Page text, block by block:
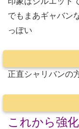
でもまあギャバン
っぽい
正直シャリバンの
これから強